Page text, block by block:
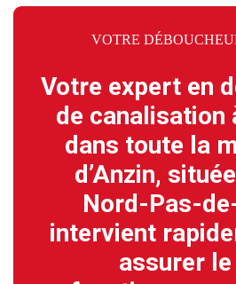
VOTRE
Votre expert en
de canalisation
dans toute la
d’Anzin,
Nord-Pas-
intervient
assurer le